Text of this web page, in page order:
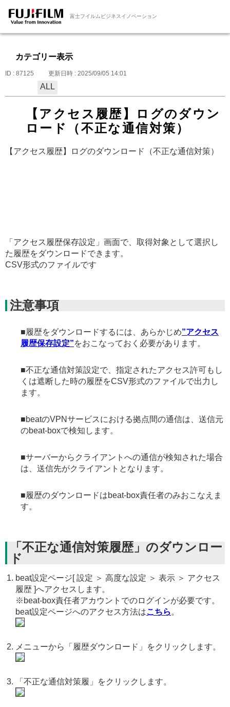
富士フイルムビジネスイノベーション
カテゴリー表示
ID : 87125 更新日時 : 2025/09/05 14:01
ALL
【アクセス履歴】ログのダウン
ロード（不正な通信対策）
【アクセス履歴】ログのダウンロード（不正な通信対策）
「アクセス履歴保存設定」画面で、取得対象として選択し
た履歴をダウンロードできます。
CSV形式のファイルです
注意事項
■履歴をダウンロードするには、あらかじめ”アクセス
履歴保存設定”をおこなっておく必要があります。
■不正な通信対策設定で、指定されたアクセス許可もし
くは遮断した時の履歴をCSV形式のファイルで出力し
ます。
■beatのVPNサービスにおける拠点間の通信は、送信元
のbeat-boxで検知します。
■サーバーからクライアントへの通信が検知された場合
は、送信先がクライアントとなります。
■履歴のダウンロードはbeat-box責任者のみおこなえま
す。
「不正な通信対策履歴」のダウンロー
ド
beat設定ページ[ 設定 ＞ 高度な設定 ＞ 表示 ＞ アクセス
履歴 ]へアクセスします。
※beat-box責任者アカウントでのログインが必要です。
beat設定ページへのアクセス方法はこちら 。
メニューから「履歴ダウンロード」をクリックします。
「不正な通信対策履」をクリックします。